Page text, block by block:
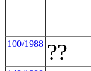
100/1988 ??